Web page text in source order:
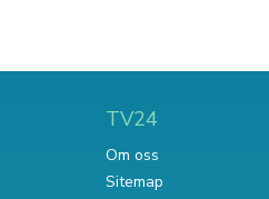
TV24
Om oss
Sitemap